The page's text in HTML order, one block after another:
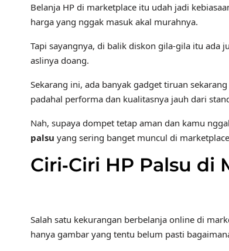
Belanja HP di marketplace itu udah jadi
harga yang nggak masuk akal murahnya.
Tapi sayangnya, di balik diskon gila‑gila itu
aslinya doang.
Sekarang ini, ada banyak gadget tiruan
padahal performa dan kualitasnya jauh dari
Nah, supaya dompet tetap aman dan kamu
palsu yang sering banget muncul di
Ciri‑Ciri HP Palsu di
Salah satu kekurangan berbelanja online di
hanya gambar yang tentu belum pasti